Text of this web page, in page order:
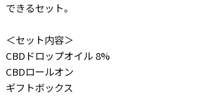
できるセット。
＜セット内容＞
CBDドロップオイル 8%
CBDロールオン
ギフトボックス